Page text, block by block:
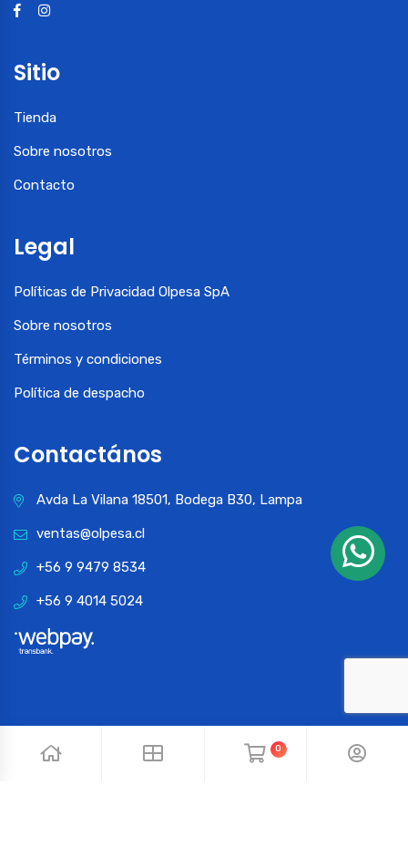
Sitio
Tienda
Sobre nosotros
Contacto
Legal
Políticas de Privacidad Olpesa SpA
Sobre nosotros
Términos y condiciones
Política de despacho
Contactános
Avda La Vilana 18501, Bodega B30, Lampa
ventas@olpesa.cl
+56 9 9479 8534
+56 9 4014 5024
0